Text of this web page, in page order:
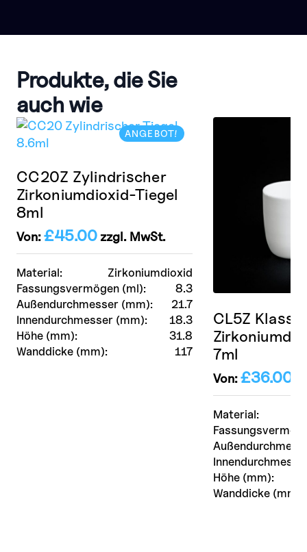
Produkte, die Sie
auch wie
ANGEBOT!
Material:
Zirkoniumdioxid
Fassungsvermögen (ml):
8.3
Außendurchmesser (mm):
21.7
Innendurchmesser (mm):
18.3
Höhe (mm):
31.8
Wanddicke (mm):
117
CC20Z Zylindrischer
Zirkoniumdioxid-Tiegel
8ml
Von:£45.00 zzgl. MwSt.
Material:
Höhe (mm):
Wanddicke (mm):
CL5Z
7ml
Von:£36.00